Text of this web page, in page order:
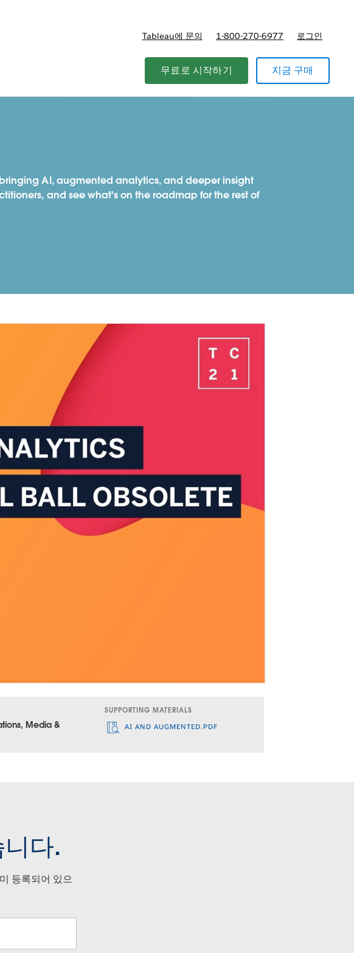
Tableau에 문의 1-800-270-6977 로그인
무료로 시작하기 지금 구매
AI, augmented analytics, and deeper insight
and see what's on the roadmap for the rest of
Media &
SUPPORTING MATERIALS
AI AND AUGMENTED.PDF
다.
등록되어 있으